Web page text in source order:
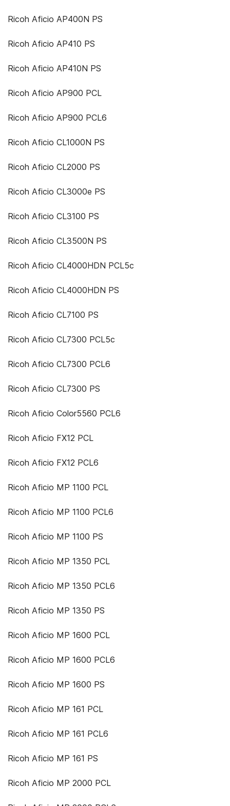
Ricoh Aficio AP400N PS
Ricoh Aficio AP410 PS
Ricoh Aficio AP410N PS
Ricoh Aficio AP900 PCL
Ricoh Aficio AP900 PCL6
Ricoh Aficio CL1000N PS
Ricoh Aficio CL2000 PS
Ricoh Aficio CL3000e PS
Ricoh Aficio CL3100 PS
Ricoh Aficio CL3500N PS
Ricoh Aficio CL4000HDN PCL5c
Ricoh Aficio CL4000HDN PS
Ricoh Aficio CL7100 PS
Ricoh Aficio CL7300 PCL5c
Ricoh Aficio CL7300 PCL6
Ricoh Aficio CL7300 PS
Ricoh Aficio Color5560 PCL6
Ricoh Aficio FX12 PCL
Ricoh Aficio FX12 PCL6
Ricoh Aficio MP 1100 PCL
Ricoh Aficio MP 1100 PCL6
Ricoh Aficio MP 1100 PS
Ricoh Aficio MP 1350 PCL
Ricoh Aficio MP 1350 PCL6
Ricoh Aficio MP 1350 PS
Ricoh Aficio MP 1600 PCL
Ricoh Aficio MP 1600 PCL6
Ricoh Aficio MP 1600 PS
Ricoh Aficio MP 161 PCL
Ricoh Aficio MP 161 PCL6
Ricoh Aficio MP 161 PS
Ricoh Aficio MP 2000 PCL